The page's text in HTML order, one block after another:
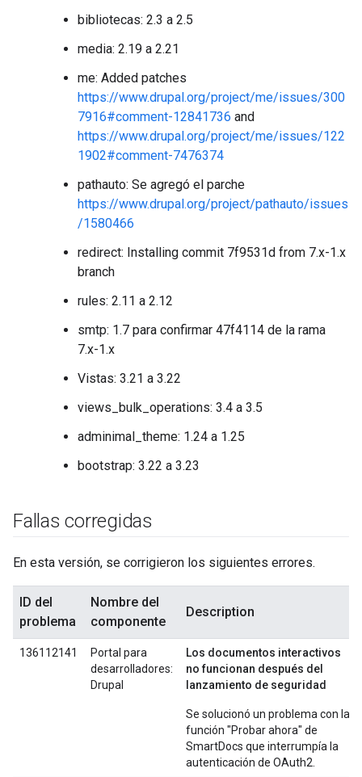
bibliotecas: 2.3 a 2.5
media: 2.19 a 2.21
me: Added patches
https://www.drupal.org/project/me/issues/300
7916#comment-12841736 and
https://www.drupal.org/project/me/issues/122
1902#comment-7476374
pathauto: Se agregó el parche
https://www.drupal.org/project/pathauto/issues
/1580466
redirect: Installing commit 7f9531d from 7.x-1.x
branch
rules: 2.11 a 2.12
smtp: 1.7 para confirmar 47f4114 de la rama
7.x-1.x
Vistas: 3.21 a 3.22
views_bulk_operations: 3.4 a 3.5
adminimal_theme: 1.24 a 1.25
bootstrap: 3.22 a 3.23
Fallas corregidas
En esta versión, se corrigieron los siguientes errores.
ID del
problema
Nombre del
componente
Description
136112141
Portal para
desarrolladores:
Drupal
Los documentos interactivos
no funcionan después del
lanzamiento de seguridad
Se solucionó un problema con la
función "Probar ahora" de
SmartDocs que interrumpía la
autenticación de OAuth2.